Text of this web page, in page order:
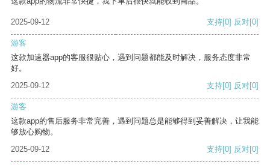
2025-09-12 支持[0] 反对[0]
游客
这款加速器app的客服很贴心，遇到问题都能及时解决，服务态度非常
好。
2025-09-12
支持[0] 反对[0]
游客
这款app的售后服务非常完善，遇到问题总是能够得到妥善解决，让我能
够放心购物。
2025-09-12
支持[0] 反对[0]